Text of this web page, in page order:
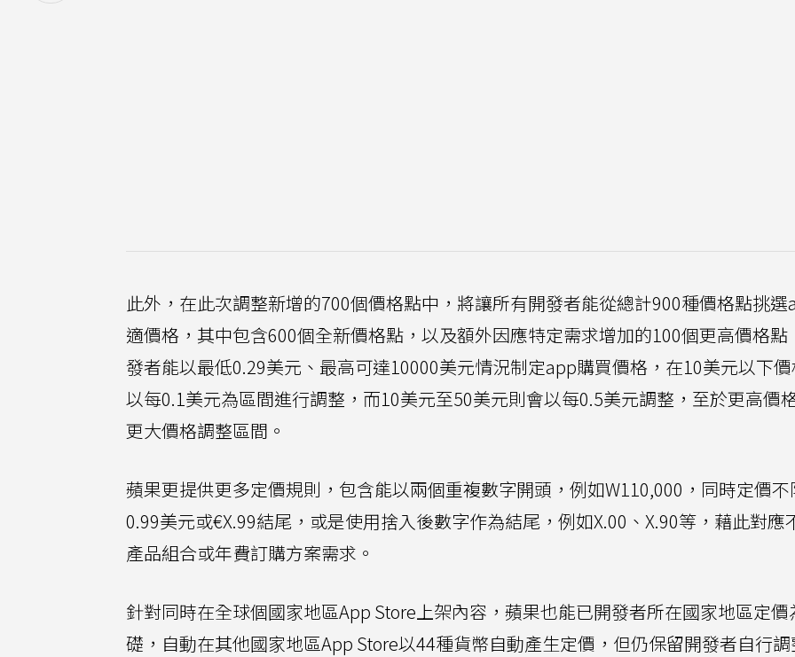
此外，在此次調整新增的700個價格點中，將讓所有開發者能從總計900種價格點挑選
適價格，其中包含600個全新價格點，以及額外因應特定需求增加的100個更高價格點
發者能以最低0.29美元、最高可達10000美元情況制定app購買價格，在10美元以下
以每0.1美元為區間進行調整，而10美元至50美元則會以每0.5美元調整，至於更高價
更大價格調整區間。
蘋果更提供更多定價規則，包含能以兩個重複數字開頭，例如W110,000，同時定價不
0.99美元或€X.99結尾，或是使用捨入後數字作為結尾，例如X.00、X.90等，藉此對應
產品組合或年費訂購方案需求。
針對同時在全球個國家地區App Store上架內容，蘋果也能已開發者所在國家地區定價
礎，自動在其他國家地區App Store以44種貨幣自動產生定價，但仍保留開發者自行